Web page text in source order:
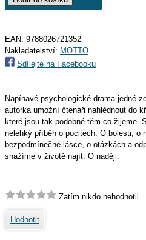
EAN: 9788026721352
Nakladatelství: MOTTO
Sdílejte na Facebooku
Napínavé psychologické drama jedné
autorka umožní čtenáři nahlédnout do
které jsou tak podobné těm co žijeme.
nelehký příběh o pocitech. O bolesti, o
bezpodmínečné lásce, o otázkách a
snažíme v životě najít. O naději.
Zatím nikdo nehodnotil.
Hodnotit